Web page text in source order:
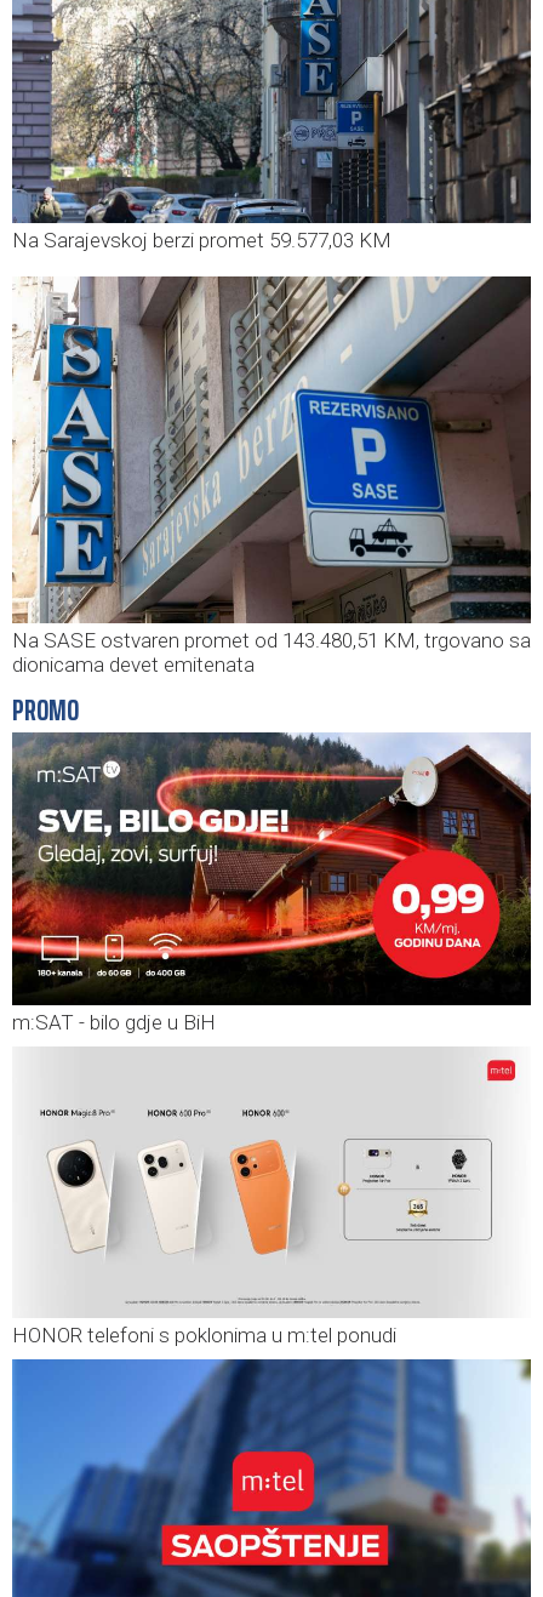
Na Sarajevskoj berzi promet 59.577,03 KM
Na SASE ostvaren promet od 143.480,51 KM, trgovano sa
dionicama devet emitenata
PROMO
m:SAT - bilo gdje u BiH
HONOR telefoni s poklonima u m:tel ponudi